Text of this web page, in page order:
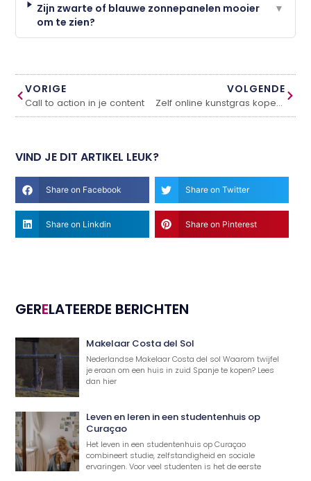
Zijn zwarte of blauwe zonnepanelen mooier
om te zien?
▼
VORIGE
Call to action in je content
VOLGENDE
Zelf online kunstgras kopen en aanleggen?
VIND JE DIT ARTIKEL LEUK?
Share on Facebook Share on Twitter
Share on Linkdin Share on Pinterest
GERELATEERDE BERICHTEN
Makelaar Costa del Sol
Nederlandse Makelaar Costa del sol Waarom twijfel
je eraan om een huis in zuid Spanje te kopen? Lees
dan hier
Leven en leren in een studentenhuis op
Curaçao
Het leven in een studentenhuis op Curaçao
combineert studie, zelfstandigheid en sociale
ervaringen. Voor veel studenten is het de eerste